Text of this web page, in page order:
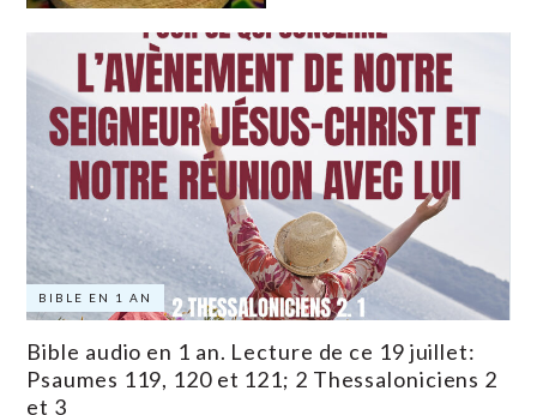
BIBLE EN 1 AN
Bible audio en 1 an. Lecture de ce 19 juillet:
Psaumes 119, 120 et 121; 2 Thessaloniciens 2
et 3